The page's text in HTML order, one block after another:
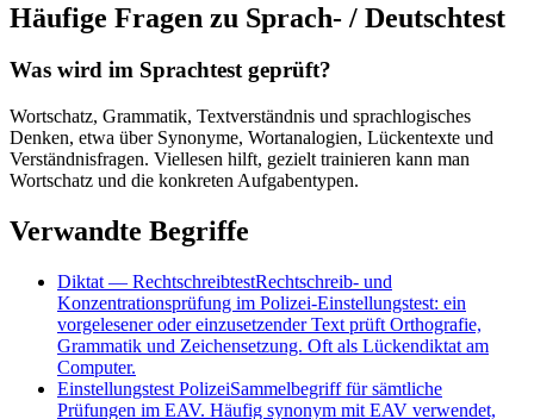
Häufige Fragen zu Sprach- / Deutschtest
Was wird im Sprachtest geprüft?
Wortschatz, Grammatik, Textverständnis und sprachlogisches
Denken, etwa über Synonyme, Wortanalogien, Lückentexte und
Verständnisfragen. Viellesen hilft, gezielt trainieren kann man
Wortschatz und die konkreten Aufgabentypen.
Verwandte Begriffe
Diktat — RechtschreibtestRechtschreib- und
Konzentrationsprüfung im Polizei-Einstellungstest: ein
vorgelesener oder einzusetzender Text prüft Orthografie,
Grammatik und Zeichensetzung. Oft als Lückendiktat am
Computer.
Einstellungstest PolizeiSammelbegriff für sämtliche
Prüfungen im EAV. Häufig synonym mit EAV verwendet,